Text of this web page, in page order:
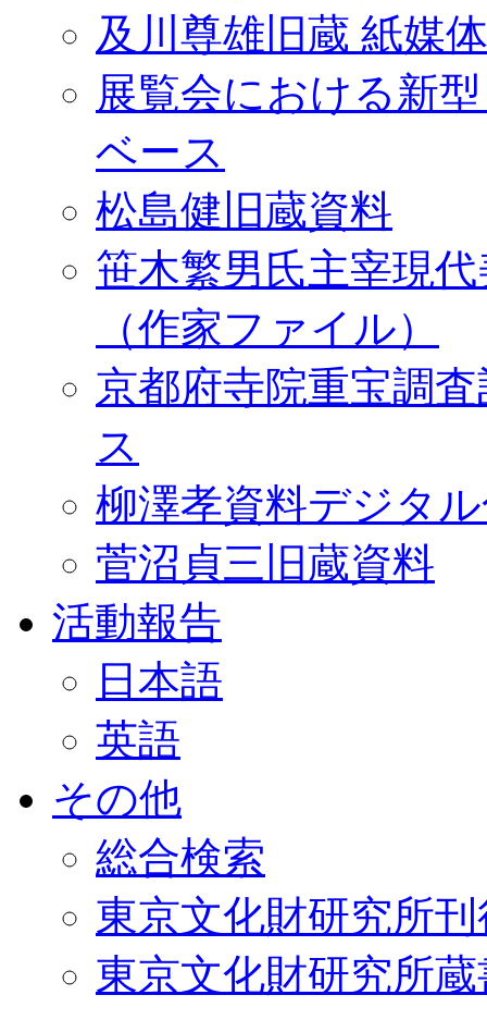
及川尊雄旧蔵 紙媒
展覧会における新
ベース
松島健旧蔵資料
笹木繁男氏主宰現
（作家ファイル）
京都府寺院重宝調
ス
柳澤孝資料デジタ
菅沼貞三旧蔵資料
活動報告
日本語
英語
その他
総合検索
東京文化財研究所
東京文化財研究所